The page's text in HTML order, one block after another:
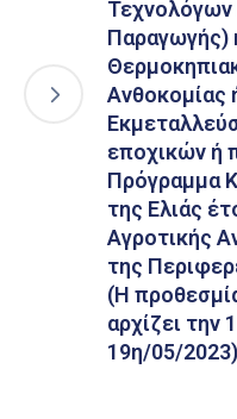
Τεχνολόγων
Παραγωγής)
Ανθοκομίας
εποχικών ή
Πρόγραμμα
της Ελιάς
Αγροτικής
της
(Η
αρχίζει την
19η/05/2023)